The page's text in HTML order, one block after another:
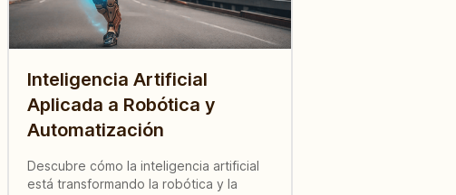
Inteligencia Artificial
Aplicada a Robótica y
Automatización
Descubre cómo la inteligencia artificial
está transformando la robótica y la